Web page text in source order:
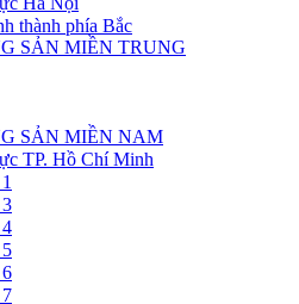
thành phía Bắc
SẢN MIỀN TRUNG
SẢN MIỀN NAM
TP. Hồ Chí Minh